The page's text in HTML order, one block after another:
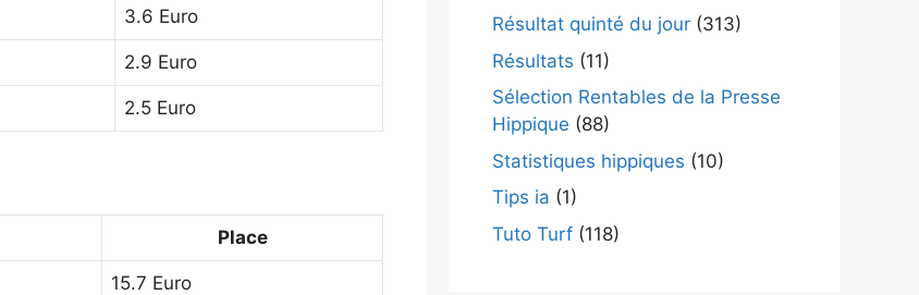
3.6 Euro
2.9 Euro
2.5 Euro
Place
15.7 Euro
Résultat quinté du jour (313)
Résultats (11)
Sélection Rentables de la Presse
Hippique (88)
Statistiques hippiques (10)
Tips ia (1)
Tuto Turf (118)